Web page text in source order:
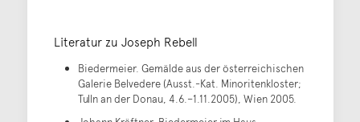
Literatur zu Joseph Rebell
Biedermeier. Gemälde aus der österreichischen
Galerie Belvedere (Ausst.-Kat. Minoritenkloster;
Tulln an der Donau, 4.6.–1.11.2005), Wien 2005.